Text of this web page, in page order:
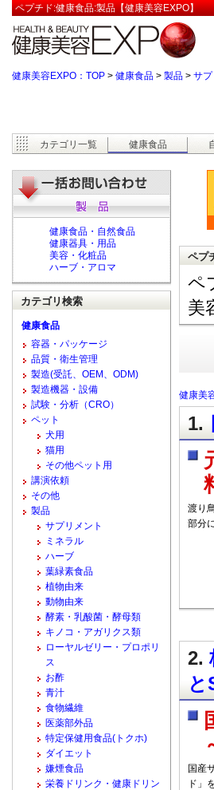
ペプチド:健康食品:製品【健康美容EXPO】
健康美容EXPO：TOP > 健康食品 > 製品 > サプ
カテゴリ一覧 健康食品
ペプ
ペ
美
健康美
1.
渡り
部分
2.
国産
ド」
健康食品・自然食品
健康器具・用品
美容・化粧品
ハーブ・アロマ
カテゴリ検索
健康食品
容器・パッケージ
品質・衛生管理
製造(受託、OEM、ODM)
製造機器・設備
試験・分析（CRO）
ペット
犬用
猫用
その他ペット用
講演依頼
その他
製品
サプリメント
ミネラル
ハーブ
葉緑素食品
植物由来
動物由来
酵素・乳酸菌・酵母類
キノコ・アガリクス類
ローヤルゼリー・プロポリ
ス
お酢
青汁
食物繊維
医薬部外品
特定保健用食品(トクホ)
ダイエット
嫌煙食品
栄養ドリンク・健康ドリン